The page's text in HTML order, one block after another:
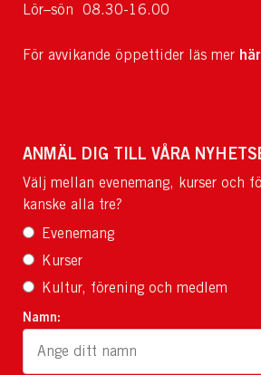
Lör–sön 08.30-16.00
För avvikande öppettider läs mer här
ANMÄL DIG TILL VÅRA
Välj mellan evenemang, kurser och
kanske alla tre?
Evenemang
Kurser
Kultur, förening och medlem
Namn: